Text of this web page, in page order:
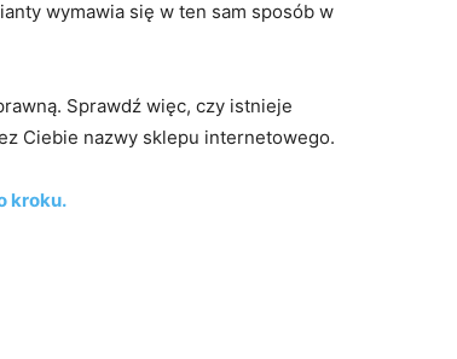
wymawia się w ten sam sposób w
Sprawdź więc, czy istnieje
Ciebie nazwy sklepu internetowego.
kroku.